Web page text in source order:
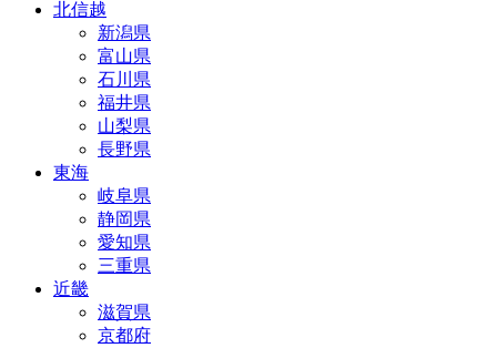
北信越
新潟県
富山県
石川県
福井県
山梨県
長野県
東海
岐阜県
静岡県
愛知県
三重県
近畿
滋賀県
京都府